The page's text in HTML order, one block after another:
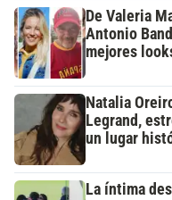
De Valeria
Antonio
mejores
Natalia
Legrand,
un lugar
La íntima